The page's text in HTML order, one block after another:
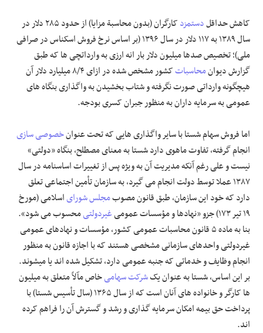
کاهش حداقلدستمزد
کارگران (بدون محاسبة مزایا) از حدود ۲۸۵ دلار در
سال ۱۳۸۹ به ۱۱۷ دلار در سال ۱۳۹۶ (بر اساس نرخ فروش اسکناس در صرافی
ملی)؛ تخصیص صدها میلیون دلار بار انه ارزی به وارداتچی ها که طبق
گزارش دیوانمحاسبات
کشور مشخص شده در ازای ۸/۴ میلیارد دلار آن
هیچگونه وارداتی صورت نگرفته و شتاب بخشیدن به واگذاری بنگاه های
عمومی به سرمایه داران به منظور جبران کسری بودجه.
اما فروش سهام شستا با سایر واگذاری هایی که تحت عنوانخصوصی سازی
انجام گرفته، تفاوت ماهوی دارد شستا به معنای مصطلح، بنگاه «دولتی»
نیست و علی رغم آنکه مدیریت آن به ویژه پس از تغییرات اساسنامه در سال
۱۳۸۷ عملا توسط دولت انجام می گیرد، به سازمان تأمین اجتماعی تعلق
دارد که خود این سازمان، طبق قانون مصوبمجلس شورایاسلامی (مورخ
۱۹ تیر ۱۷۳) جزو «نهادها و مؤسسات عمومی
غیردولتیمحسوب می شود».
بنا به ماده ۵ قانون محاسبات عمومی کشور، مؤسسات و نهادهای عمومی
غیردولتی واحدهای سازمانی مشخصی هستند که با اجازه قانون به منظور
انجام وظایف و خدماتی که جنبه عمومی دارد، تشکیل شده اند یا میشوند.
بر این اساس، شستا به عنوان یکشرکت سهامیخاص مآلاً متعلق به میلیون
ها کارگر و خانواده های آنان است که از سال ۱۳۶۵ (سال تأسیس شستا) با
پرداخت حق بیمه امکان سرمایه گذاری و رشد و گسترش آن را فراهم کرده
اند.